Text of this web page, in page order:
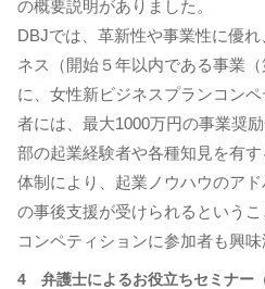
の概要説明がありました。
DBJでは、革新性や事業性に優
ネス（開始５年以内である事業
に、女性新ビジネスプランコン
者には、最大1000万円の事業奨
部の起業経験者や各種知見を有
体制により、起業ノウハウのア
の事後支援が受けられるという
コンペティションに参加者も興味
4 弁護士によるお役立ちセミナー（